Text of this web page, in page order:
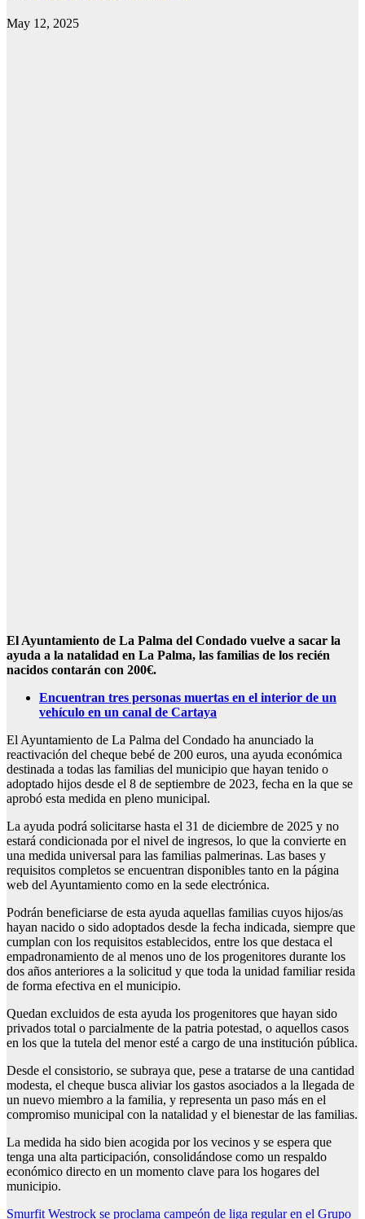
May 12, 2025
El Ayuntamiento de La Palma del Condado vuelve a sacar la
ayuda a la natalidad en La Palma, las familias de los recién
nacidos contarán con 200€.
Encuentran tres personas muertas en el interior de un
vehículo en un canal de Cartaya
El Ayuntamiento de La Palma del Condado ha anunciado la
reactivación del cheque bebé de 200 euros, una ayuda económica
destinada a todas las familias del municipio que hayan tenido o
adoptado hijos desde el 8 de septiembre de 2023, fecha en la que se
aprobó esta medida en pleno municipal.
La ayuda podrá solicitarse hasta el 31 de diciembre de 2025 y no
estará condicionada por el nivel de ingresos, lo que la convierte en
una medida universal para las familias palmerinas. Las bases y
requisitos completos se encuentran disponibles tanto en la página
web del Ayuntamiento como en la sede electrónica.
Podrán beneficiarse de esta ayuda aquellas familias cuyos hijos/as
hayan nacido o sido adoptados desde la fecha indicada, siempre que
cumplan con los requisitos establecidos, entre los que destaca el
empadronamiento de al menos uno de los progenitores durante los
dos años anteriores a la solicitud y que toda la unidad familiar resida
de forma efectiva en el municipio.
Quedan excluidos de esta ayuda los progenitores que hayan sido
privados total o parcialmente de la patria potestad, o aquellos casos
en los que la tutela del menor esté a cargo de una institución pública.
Desde el consistorio, se subraya que, pese a tratarse de una cantidad
modesta, el cheque busca aliviar los gastos asociados a la llegada de
un nuevo miembro a la familia, y representa un paso más en el
compromiso municipal con la natalidad y el bienestar de las familias.
La medida ha sido bien acogida por los vecinos y se espera que
tenga una alta participación, consolidándose como un respaldo
económico directo en un momento clave para los hogares del
municipio.
Smurfit Westrock se proclama campeón de liga regular en el Grupo